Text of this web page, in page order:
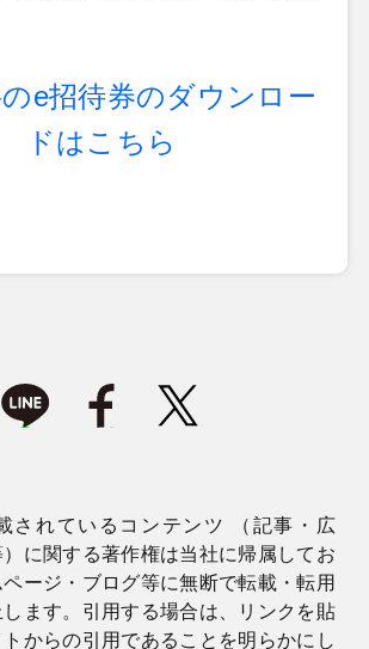
e招待券のダウンロー
ドはこちら
されているコンテンツ （記事・広
に関する著作権は当社に帰属してお
ージ・ブログ等に無断で転載・転用
ます。引用する場合は、リンクを貼
からの引用であることを明らかにし